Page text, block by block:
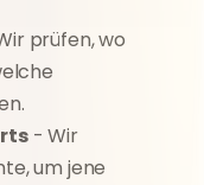
prüfen, wo
- Wir
um jene